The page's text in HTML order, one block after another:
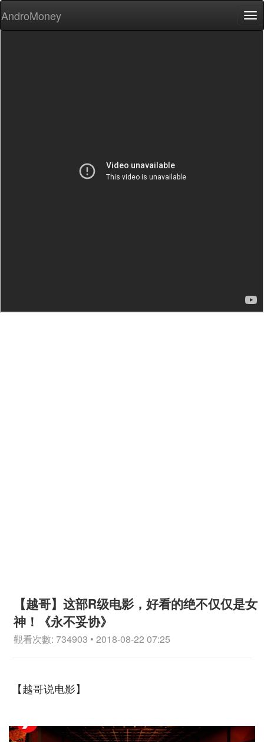
AndroMoney
【越哥】这部R级电影，好看的绝不仅仅是女
神！《永不妥协》
觀看次數: 734903 • 2018-08-22 07:25
【越哥说电影】